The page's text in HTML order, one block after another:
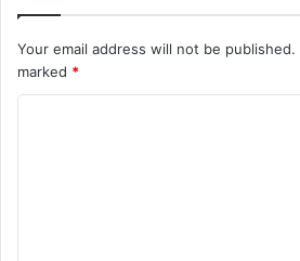
Your email address will not be published.
marked *